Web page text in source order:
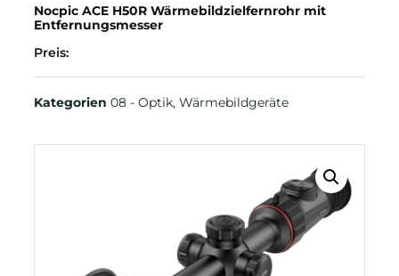
Nocpic ACE H50R Wärmebildzielfernrohr mit
Entfernungsmesser
Preis:
Kategorien08 - Optik,Wärmebildgeräte